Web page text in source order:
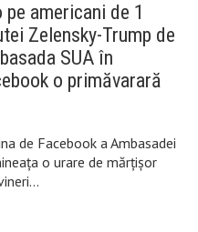
americani de 1
Zelensky-Trump de
SUA în
o primăvarară
de Facebook a Ambasadei
o urare de mărțișor